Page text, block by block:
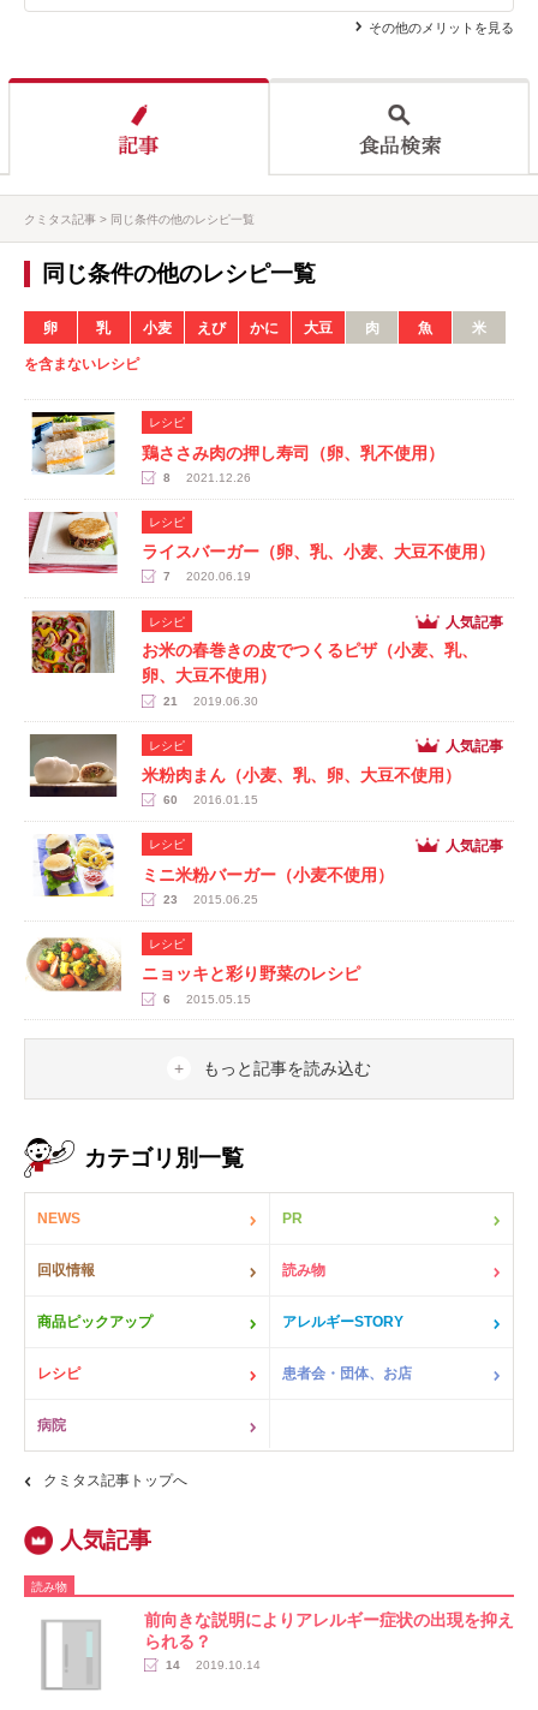
その他のメリットを見る
クミタス記事 同じ条件の他のレシピ一覧
同じ条件の他のレシピ一覧
卵 乳 小麦 えび かに 大豆 肉 魚 米
を含まないレシピ
レシピ
鶏ささみ肉の押し寿司（卵、乳不使用）
8 2021.12.26
レシピ
ライスバーガー（卵、乳、小麦、大豆不使用）
7 2020.06.19
レシピ 人気記事
お米の春巻きの皮でつくるピザ（小麦、乳、
卵、大豆不使用）
21 2019.06.30
レシピ 人気記事
米粉肉まん（小麦、乳、卵、大豆不使用）
60 2016.01.15
レシピ 人気記事
ミニ米粉バーガー（小麦不使用）
23 2015.06.25
レシピ
ニョッキと彩り野菜のレシピ
6 2015.05.15
もっと記事を読み込む
カテゴリ別一覧
NEWS PR
回収情報 読み物
商品ピックアップ アレルギーSTORY
レシピ 患者会・団体、お店
病院
クミタス記事トップへ
読み物
前向きな説明によりアレルギー症状の出現を抑え
られる？
14 2019.10.14